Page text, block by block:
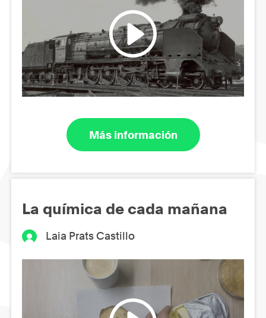
Más información
La química de cada mañana
Laia Prats Castillo